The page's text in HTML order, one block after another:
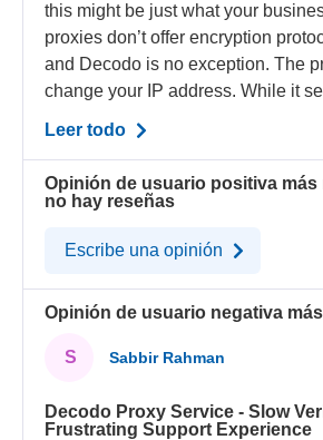
this might be just what your
proxies don’t offer encryption
and Decodo is no exception. The
change your IP address. While it
Leer todo
Opinión de usuario positiva más
no hay reseñas
Escribe una opinión
Opinión de usuario negativa
S Sabbir Rahman
Decodo Proxy Service - Slow
Frustrating Support Experience